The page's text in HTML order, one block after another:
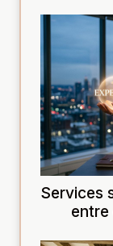
Services